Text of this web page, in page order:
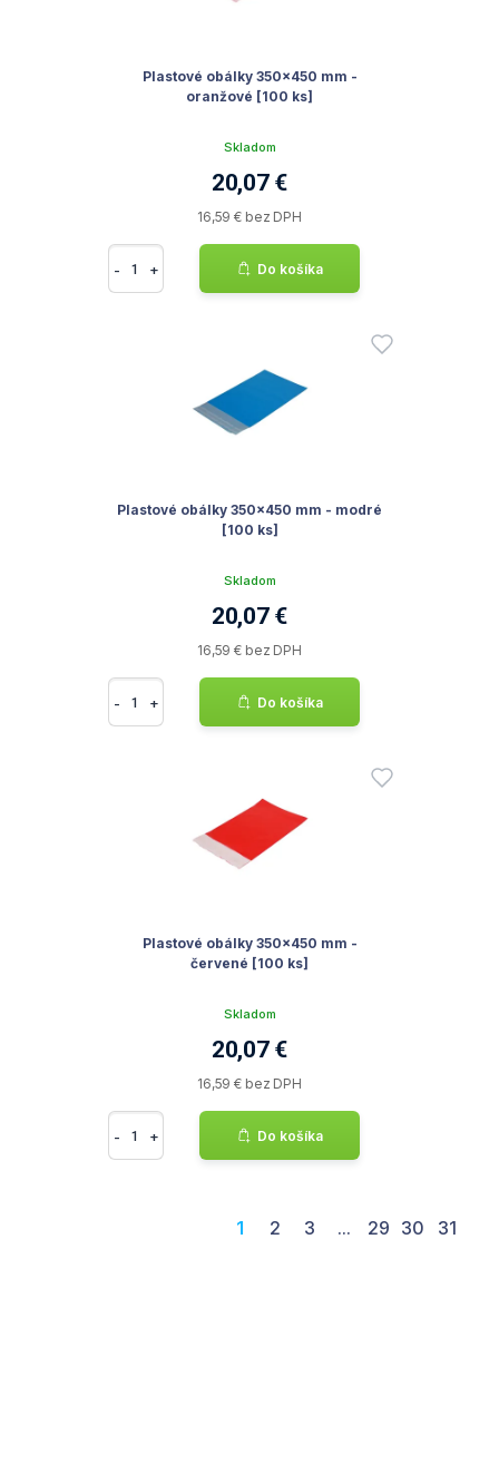
Plastové obálky 350x450 mm -
oranžové [100 ks]
Skladom
20,07 €
16,59 € bez DPH
- + Do košíka
Plastové obálky 350x450 mm - modré
[100 ks]
Skladom
20,07 €
16,59 € bez DPH
- + Do košíka
Plastové obálky 350x450 mm -
červené [100 ks]
Skladom
20,07 €
16,59 € bez DPH
- + Do košíka
1 2 3 ... 29 30 31